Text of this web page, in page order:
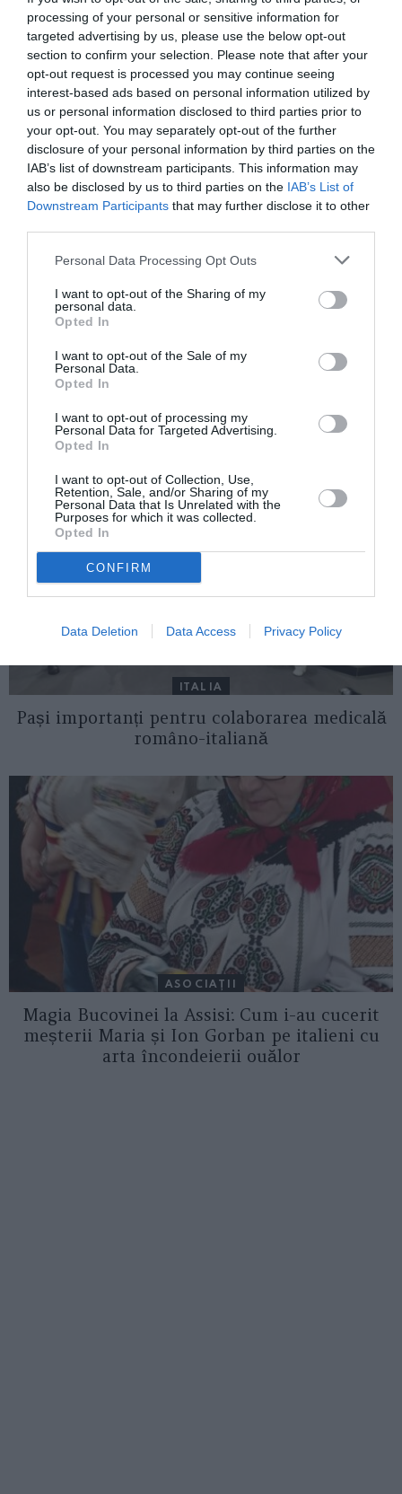
processing of your personal or sensitive information for
targeted advertising by us, please use the below opt-out
section to confirm your selection. Please note that after your
opt-out request is processed you may continue seeing
interest-based ads based on personal information utilized by
us or personal information disclosed to third parties prior to
your opt-out. You may separately opt-out of the further
disclosure of your personal information by third parties on the
IAB’s list of downstream participants. This information may
also be disclosed by us to third parties on the IAB’s List of
Downstream Participants that may further disclose it to other
Personal Data Processing Opt Outs
I want to opt-out of the Sharing of my
personal data.
Opted In
I want to opt-out of the Sale of my
Personal Data.
Opted In
I want to opt-out of processing my
Personal Data for Targeted Advertising.
Opted In
I want to opt-out of Collection, Use,
Retention, Sale, and/or Sharing of my
Personal Data that Is Unrelated with the
Purposes for which it was collected.
Opted In
CONFIRM
Data Deletion Data Access Privacy Policy
ROMANI IN ITALIA STIRI ITALIA
See Articolul anterior
O mamă îşi caută fiica, plecată de 7 ani în
Italia: „Vreau să ştiu dacă Ioana e în viaţă”
Următorul articol
Palermo, ucigaș la 16 ani, adolescent
pentru crimă. ”Am vrut să-i fur banii”
AȚI PUTEA DORI DE
ITALIA
Pași importanți pentru colaborarea medicală
româno-italiană
ASOCIAŢII
Magia Bucovinei la Assisi: Cum i-au cucerit
meșterii Maria și Ion Gorban pe italieni cu
arta încondeierii ouălor